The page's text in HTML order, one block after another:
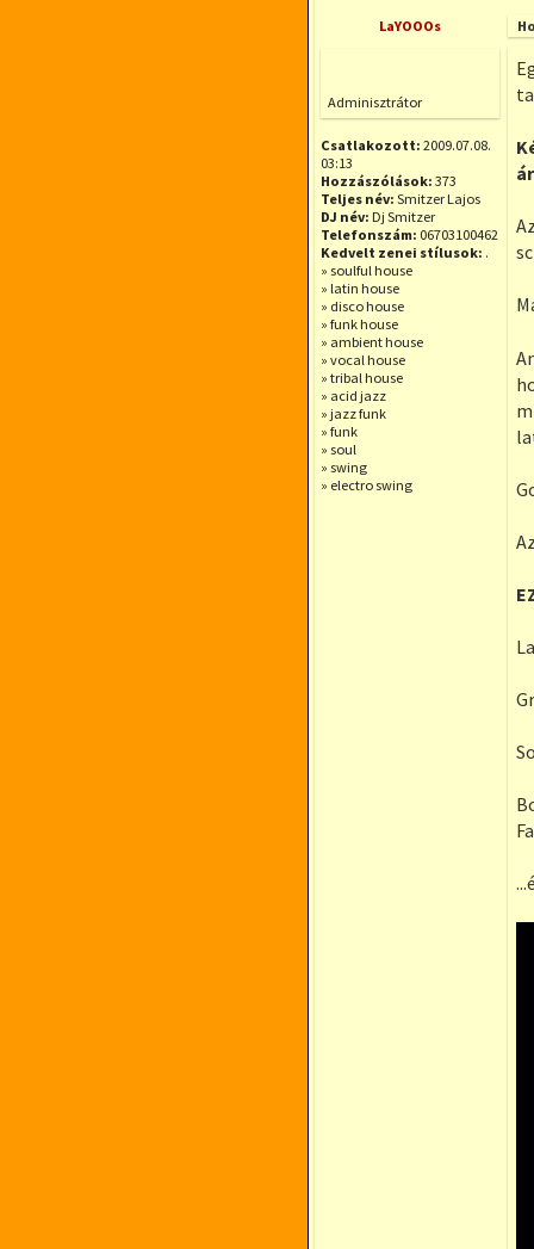
LaYOOOs
Adminisztrátor
Csatlakozott: 2009.07.08.
03:13
Hozzászólások: 373
Teljes név: Smitzer Lajos
DJ név: Dj Smitzer
Telefonszám: 06703100462
Kedvelt zenei stílusok: .
» soulful house
» latin house
» disco house
» funk house
» ambient house
» vocal house
» tribal house
» acid jazz
» jazz funk
» funk
» soul
» swing
» electro swing